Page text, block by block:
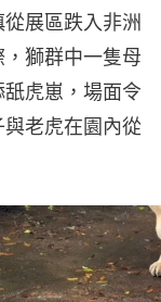
展區跌入非洲
獅群中一隻母
虎崽，場面令
老虎在園內從